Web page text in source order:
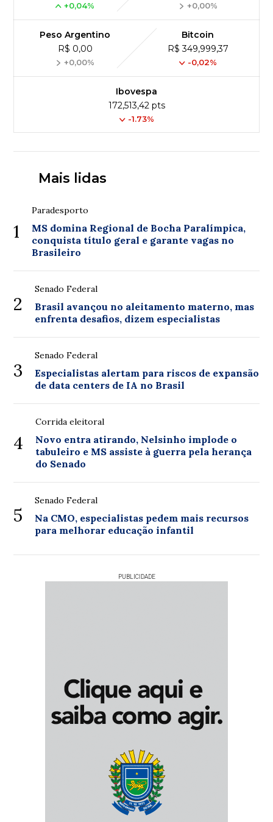
+0,04% +0,00%
Peso Argentino
R$ 0,00
+0,00%
Bitcoin
R$ 349,999,37
-0,02%
Ibovespa
172,513,42 pts
-1.73%
Mais lidas
1
Paradesporto
MS domina Regional de Bocha Paralímpica,
conquista título geral e garante vagas no
Brasileiro
2
Senado Federal
Brasil avançou no aleitamento materno, mas
enfrenta desafios, dizem especialistas
3
Senado Federal
Especialistas alertam para riscos de expansão
de data centers de IA no Brasil
4
Corrida eleitoral
Novo entra atirando, Nelsinho implode o
tabuleiro e MS assiste à guerra pela herança
do Senado
5
Senado Federal
Na CMO, especialistas pedem mais recursos
para melhorar educação infantil
PUBLICIDADE